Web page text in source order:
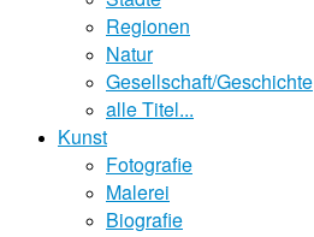
Regionen
Natur
Gesellschaft/Geschichte
alle Titel...
Kunst
Fotografie
Malerei
Biografie